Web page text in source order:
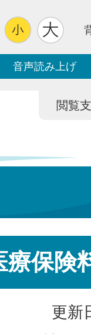
音声読み上げ
閲覧
療保険
更新